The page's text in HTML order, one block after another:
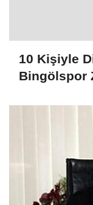
10 Kişiyle
Bingölspor